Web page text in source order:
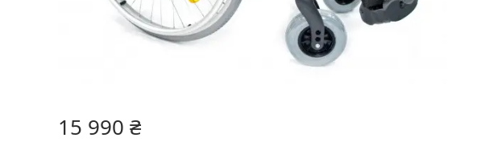
15 990 ₴